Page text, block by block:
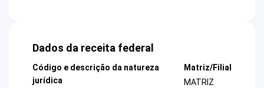
Dados da receita federal
Código e descrição da natureza
jurídica
Matriz/Filial
MATRIZ